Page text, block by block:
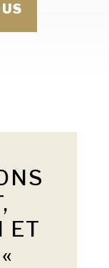
ET